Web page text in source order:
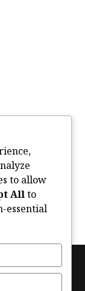
Instagram
to allow
All to
essential